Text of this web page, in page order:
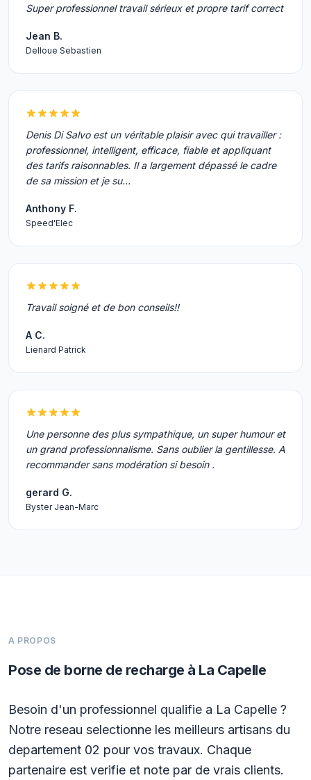
Super professionnel travail sérieux et propre tarif correct
Jean B.
Delloue Sebastien
Denis Di Salvo est un véritable plaisir avec qui travailler :
professionnel, intelligent, efficace, fiable et appliquant
des tarifs raisonnables. Il a largement dépassé le cadre
de sa mission et je su…
Anthony F.
Speed'Elec
Travail soigné et de bon conseils!!
A C.
Lienard Patrick
Une personne des plus sympathique, un super humour et
un grand professionnalisme. Sans oublier la gentillesse. A
recommander sans modération si besoin .
gerard G.
Byster Jean-Marc
A PROPOS
Pose de borne de recharge à La Capelle
Besoin d'un professionnel qualifie a La Capelle ?
Notre reseau selectionne les meilleurs artisans du
departement 02 pour vos travaux. Chaque
partenaire est verifie et note par de vrais clients.